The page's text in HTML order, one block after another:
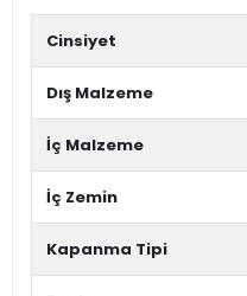
Cinsiyet
Dış Malzeme
İç Malzeme
İç Zemin
Kapanma Tipi